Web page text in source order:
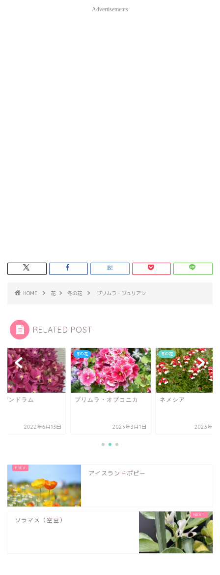
Advertisements
HOME 花 冬の花 プリムラ・ジュリアン
RELATED POST
デンドラム
2022年6月13日
冬の花
プリムラ・オブコニカ
2023年3月1日
冬の花
ネメシア
2023年3
アイスランドポピー
ソラマメ（空豆）